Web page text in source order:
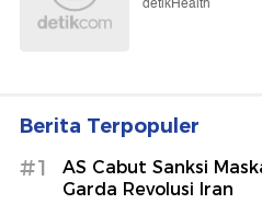
detikHealth
Berita Terpopuler
#1
AS Cabut Sanksi
Garda Revolusi Iran